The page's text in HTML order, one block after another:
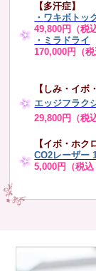
【多汗症】
・ ワキボトッ
49,800円（税
・ミラドライ
170,000円（
【しみ・イボ
エッジフラク
29,800円（税
【イボ・ホク
CO2レーザー
5,000円（税